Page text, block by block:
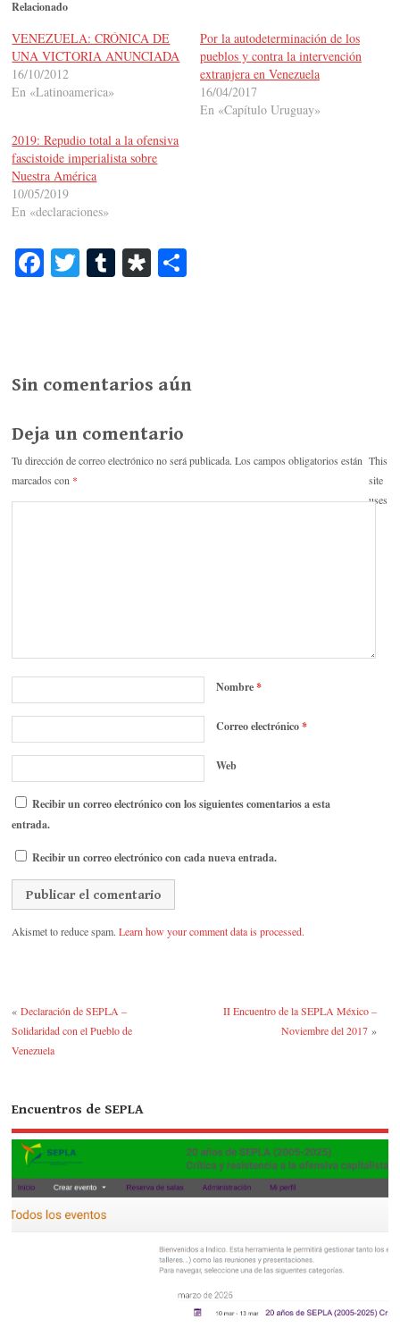
Relacionado
VENEZUELA: CRÓNICA DE
UNA VICTORIA ANUNCIADA
16/10/2012
En «Latinoamerica»
Por la autodeterminación de los
pueblos y contra la intervención
extranjera en Venezuela
16/04/2017
En «Capítulo Uruguay»
2019: Repudio total a la ofensiva
fascistoide imperialista sobre
Nuestra América
10/05/2019
En «declaraciones»
Fa T T
r
Di
rti
Sin comentarios aún
Deja un comentario
Tu dirección de correo electrónico no será publicada. Los campos obligatorios están
marcados con *
Nombre*
Correo electrónico*
Web
Recibir un correo electrónico con los siguientes comentarios a esta
entrada.
Recibir un correo electrónico con cada nueva entrada.
This
site
uses
Akismet to reduce spam.Learn how your comment data is processed.
«Declaración de SEPLA –
Solidaridad con el Pueblo de
Venezuela
II Encuentro de la SEPLA México –
Noviembre del 2017»
Encuentros de SEPLA